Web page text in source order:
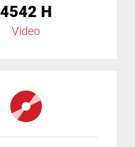
4542 H
Video